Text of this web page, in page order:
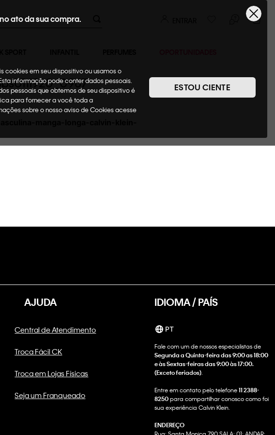
ato da sua compra.
cookies em seu dispositivo ou usamos o
informação pode conter dados pessoais.
pessoais que obtemos de seu dispositivo é
para fornecer a você toda a
sobre o nosso aviso de Cookies acesse
ESTOU CIENTE
AJUDA
Central de Atendimento
Troca Fácil CK
Troca em Lojas Físicas
Seja um Franqueado
IDIOMA / PAÍS
PT
Fale com um de nossos especialistas de
Segunda a Quinta-feira das 9:00 as 18:00
e às Sextas-feiras das 9:00 às 17:00.
(Exceto feriados)
Entre em contato pelo telefone11 2388-
8250para compartilhar conosco como foi
sua experiência Calvin Klein.
ENDEREÇO